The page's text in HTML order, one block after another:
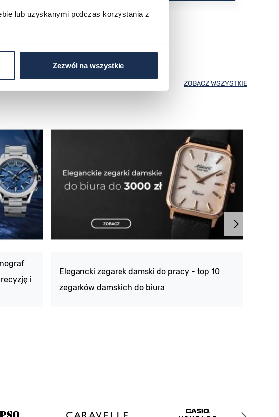
lub uzyskanymi podczas korzystania z
Zezwól na wszystkie
ZOBACZ WSZYSTKIE
i
Elegancki zegarek damski do pracy - top 10
zegarków damskich do biura